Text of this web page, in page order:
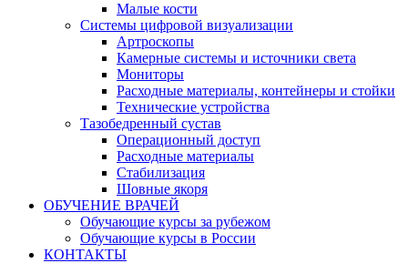
Малые кости
Системы цифровой визуализации
Артроскопы
Камерные системы и источники света
Мониторы
Расходные материалы, контейнеры и стойки
Технические устройства
Тазобедренный сустав
Операционный доступ
Расходные материалы
Стабилизация
Шовные якоря
ОБУЧЕНИЕ ВРАЧЕЙ
Обучающие курсы за рубежом
Обучающие курсы в России
КОНТАКТЫ